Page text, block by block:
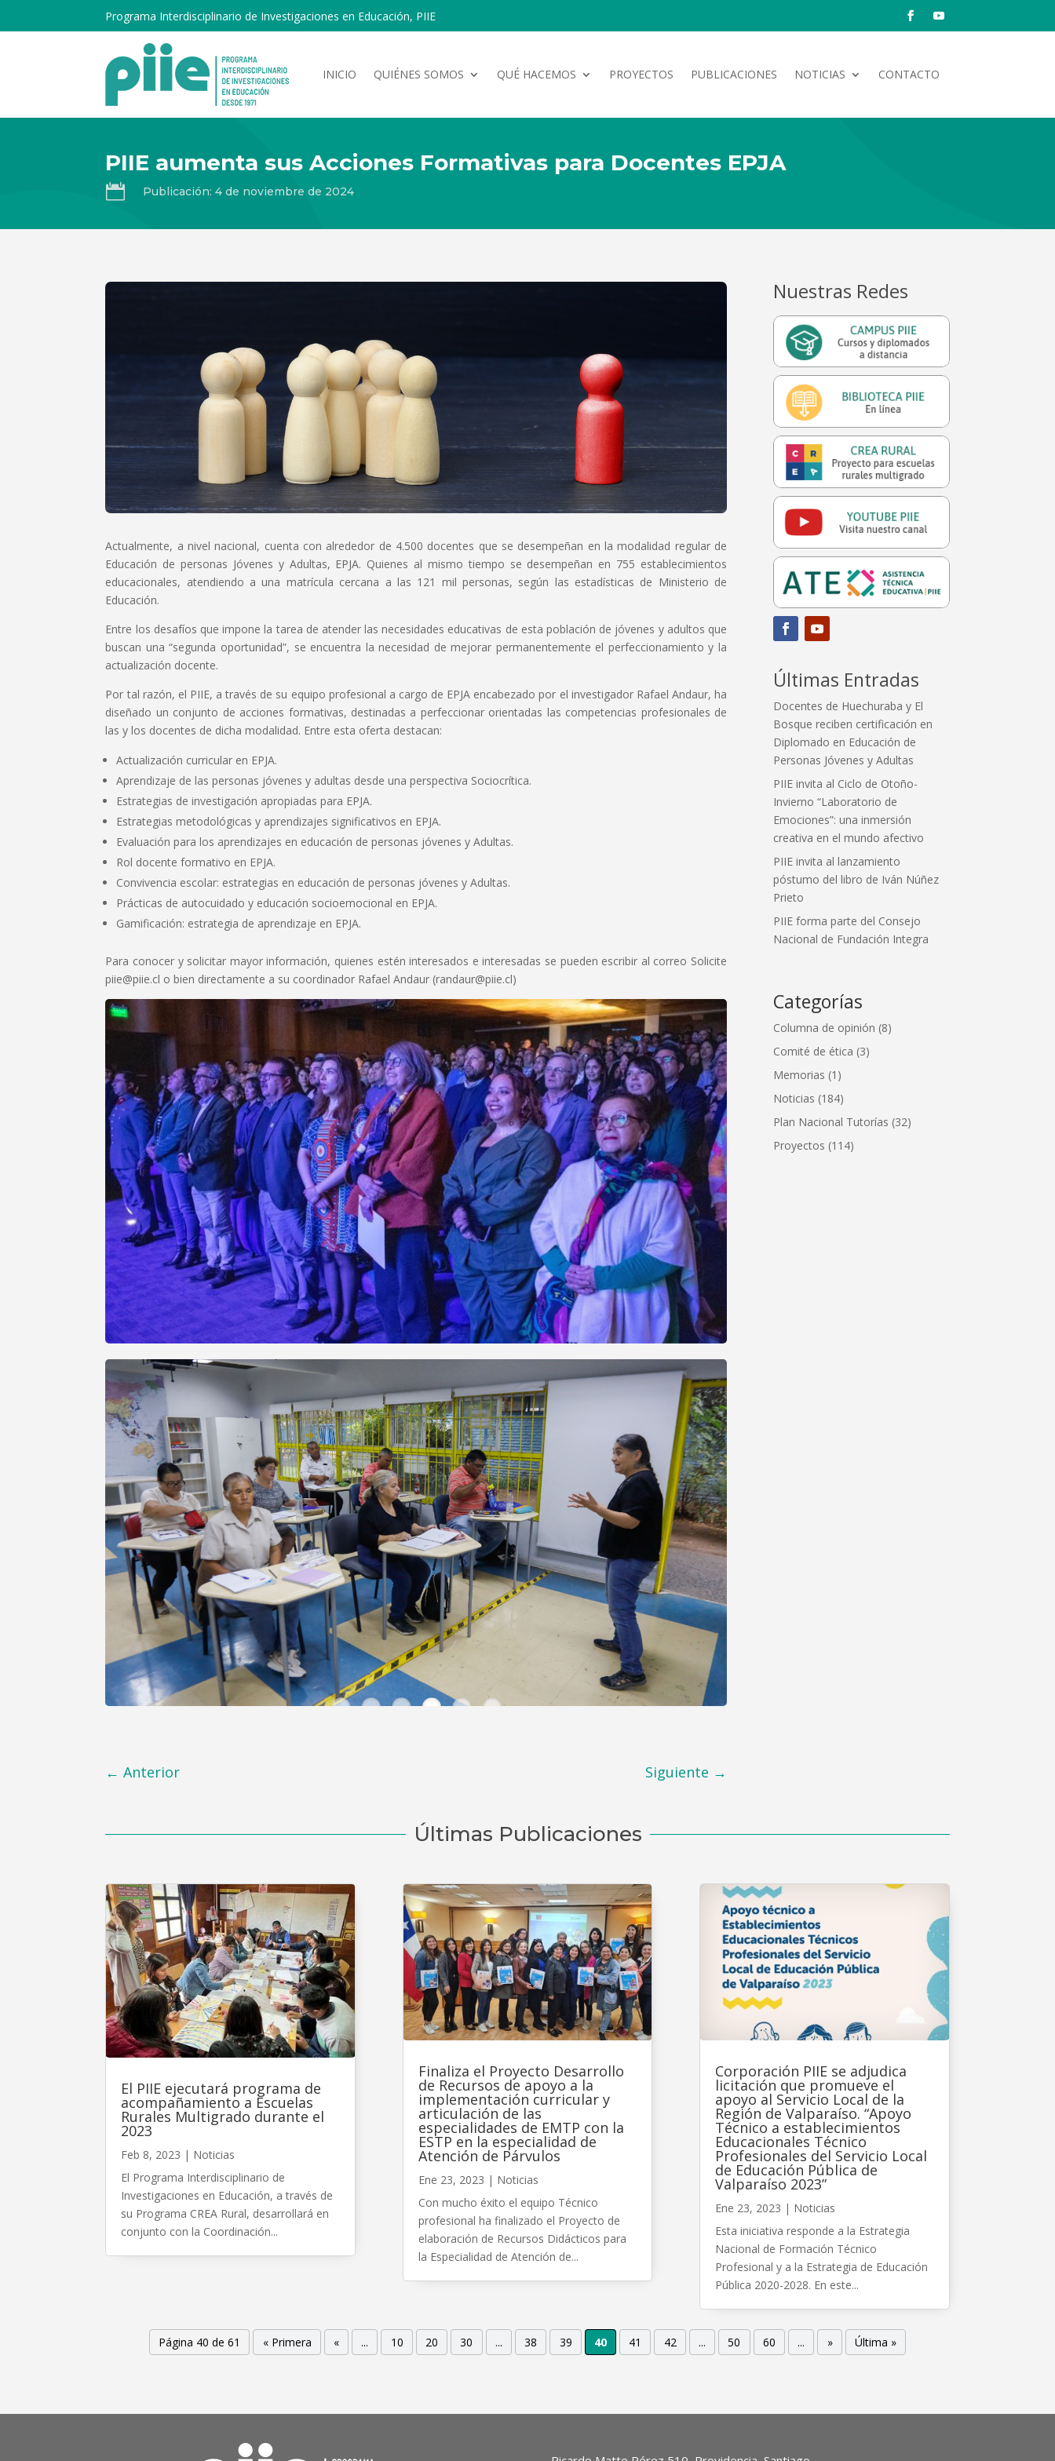
Programa Interdisciplinario de Investigaciones en Educación, PIIE
INICIO QUIÉNES SOMOS QUÉ HACEMOS PROYECTOS PUBLICACIONES NOTICIAS CONTACTO
PIIE aumenta sus Acciones Formativas para Docentes EPJA
 Publicación: 4 de noviembre de 2024
Actualmente, a nivel nacional, cuenta con alrededor de 4.500 docentes que se desempeñan en la modalidad regular de
Educación de personas Jóvenes y Adultas, EPJA. Quienes al mismo tiempo se desempeñan en 755 establecimientos
educacionales, atendiendo a una matrícula cercana a las 121 mil personas, según las estadísticas de Ministerio de
Educación.
Entre los desafíos que impone la tarea de atender las necesidades educativas de esta población de jóvenes y adultos que
buscan una “segunda oportunidad”, se encuentra la necesidad de mejorar permanentemente el perfeccionamiento y la
actualización docente.
Por tal razón, el PIIE, a través de su equipo profesional a cargo de EPJA encabezado por el investigador Rafael Andaur, ha
diseñado un conjunto de acciones formativas, destinadas a perfeccionar orientadas las competencias profesionales de
las y los docentes de dicha modalidad. Entre esta oferta destacan:
Actualización curricular en EPJA.
Aprendizaje de las personas jóvenes y adultas desde una perspectiva Sociocrítica.
Estrategias de investigación apropiadas para EPJA.
Estrategias metodológicas y aprendizajes significativos en EPJA.
Evaluación para los aprendizajes en educación de personas jóvenes y Adultas.
Rol docente formativo en EPJA.
Convivencia escolar: estrategias en educación de personas jóvenes y Adultas.
Prácticas de autocuidado y educación socioemocional en EPJA.
Gamificación: estrategia de aprendizaje en EPJA.
Para conocer y solicitar mayor información, quienes estén interesados e interesadas se pueden escribir al correo Solicite
piie@piie.cl o bien directamente a su coordinador Rafael Andaur (randaur@piie.cl)
←Anterior Siguiente →
Nuestras Redes
Últimas Entradas
Docentes de Huechuraba y El
Bosque reciben certificación en
Diplomado en Educación de
Personas Jóvenes y Adultas
PIIE invita al Ciclo de Otoño-
Invierno “Laboratorio de
Emociones”: una inmersión
creativa en el mundo afectivo
PIIE invita al lanzamiento
póstumo del libro de Iván Núñez
Prieto
PIIE forma parte del Consejo
Nacional de Fundación Integra
Categorías
Columna de opinión (8)
Comité de ética (3)
Memorias (1)
Noticias (184)
Plan Nacional Tutorías (32)
Proyectos (114)
Últimas Publicaciones
El PIIE ejecutará programa de
acompañamiento a Escuelas
Rurales Multigrado durante el
2023
Feb 8, 2023 | Noticias
El Programa Interdisciplinario de
Investigaciones en Educación, a través de
su Programa CREA Rural, desarrollará en
conjunto con la Coordinación...
Finaliza el Proyecto Desarrollo
de Recursos de apoyo a la
implementación curricular y
articulación de las
especialidades de EMTP con la
ESTP en la especialidad de
Atención de Párvulos
Ene 23, 2023 | Noticias
Con mucho éxito el equipo Técnico
profesional ha finalizado el Proyecto de
elaboración de Recursos Didácticos para
la Especialidad de Atención de...
Corporación PIIE se adjudica
licitación que promueve el
apoyo al Servicio Local de la
Región de Valparaíso. “Apoyo
Técnico a establecimientos
Educacionales Técnico
Profesionales del Servicio Local
de Educación Pública de
Valparaíso 2023”
Ene 23, 2023 | Noticias
Esta iniciativa responde a la Estrategia
Nacional de Formación Técnico
Profesional y a la Estrategia de Educación
Pública 2020-2028. En este...
Página 40 de 61 « Primera « ... 10 20 30 ... 38 39 40 41 42 ... 50 60 ... » Última »